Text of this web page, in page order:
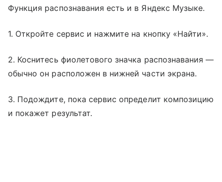
Функция распознавания есть и в Яндекс Музыке.
1. Откройте сервис и нажмите на кнопку «Найти».
2. Коснитесь фиолетового значка распознавания —
обычно он расположен в нижней части экрана.
3. Подождите, пока сервис определит композицию
и покажет результат.